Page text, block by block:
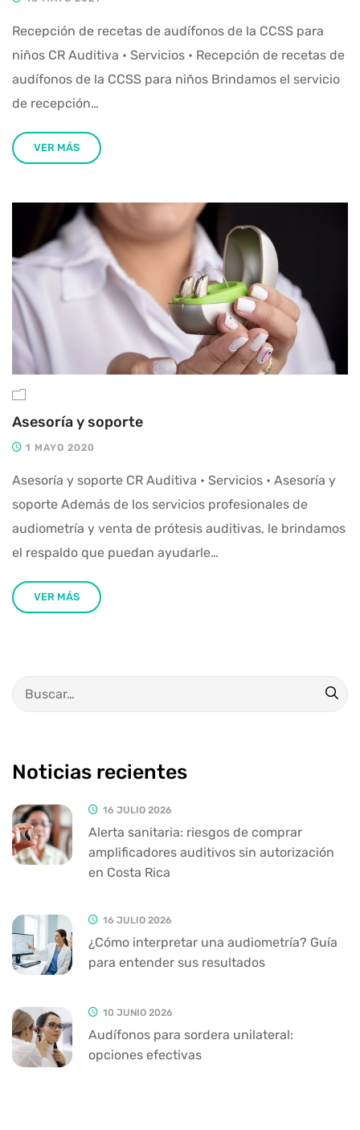
Recepción de recetas de audífonos de la CCSS para
niños CR Auditiva • Servicios • Recepción de recetas de
audífonos de la CCSS para niños Brindamos el servicio
de recepción…
VER MÁS
Asesoría y soporte
1 MAYO 2020
Asesoría y soporte CR Auditiva • Servicios • Asesoría y
soporte Además de los servicios profesionales de
audiometría y venta de prótesis auditivas, le brindamos
el respaldo que puedan ayudarle…
VER MÁS
Noticias recientes
16 JULIO 2026
Alerta sanitaria: riesgos de comprar
amplificadores auditivos sin autorización
en Costa Rica
16 JULIO 2026
¿Cómo interpretar una audiometría? Guía
para entender sus resultados
10 JUNIO 2026
Audífonos para sordera unilateral:
opciones efectivas